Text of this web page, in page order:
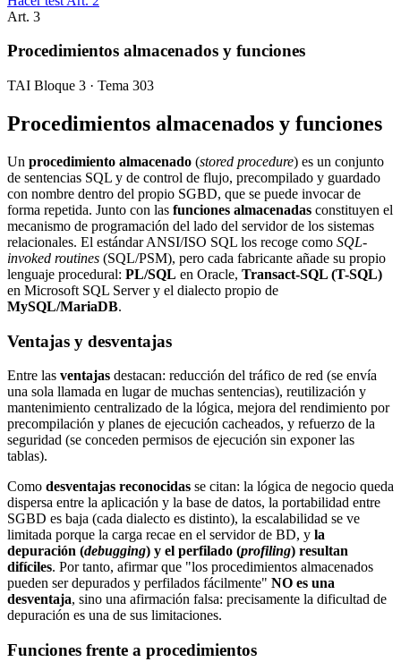
Art. 3
Procedimientos almacenados y funciones
TAI Bloque 3 · Tema 303
Procedimientos almacenados y funciones
Un procedimiento almacenado (stored procedure) es un conjunto
de sentencias SQL y de control de flujo, precompilado y guardado
con nombre dentro del propio SGBD, que se puede invocar de
forma repetida. Junto con las funciones almacenadas constituyen el
mecanismo de programación del lado del servidor de los sistemas
relacionales. El estándar ANSI/ISO SQL los recoge como SQL-
invoked routines (SQL/PSM), pero cada fabricante añade su propio
lenguaje procedural: PL/SQL en Oracle, Transact-SQL (T-SQL)
en Microsoft SQL Server y el dialecto propio de
MySQL/MariaDB.
Ventajas y desventajas
Entre las ventajas destacan: reducción del tráfico de red (se envía
una sola llamada en lugar de muchas sentencias), reutilización y
mantenimiento centralizado de la lógica, mejora del rendimiento por
precompilación y planes de ejecución cacheados, y refuerzo de la
seguridad (se conceden permisos de ejecución sin exponer las
tablas).
Como desventajas reconocidas se citan: la lógica de negocio queda
dispersa entre la aplicación y la base de datos, la portabilidad entre
SGBD es baja (cada dialecto es distinto), la escalabilidad se ve
limitada porque la carga recae en el servidor de BD, y la
depuración (debugging) y el perfilado (profiling) resultan
difíciles. Por tanto, afirmar que "los procedimientos almacenados
pueden ser depurados y perfilados fácilmente" NO es una
desventaja, sino una afirmación falsa: precisamente la dificultad de
depuración es una de sus limitaciones.
Funciones frente a procedimientos